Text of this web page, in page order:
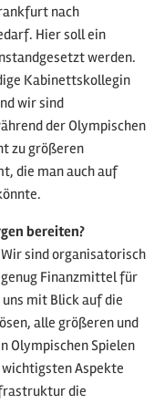
nach
Hier soll ein
werden.
Kabinettskollegin
wir sind
der Olympischen
zu größeren
die man auch auf
bereiten?
sind organisatorisch
Finanzmittel für
mit Blick auf die
alle größeren und
Olympischen Spielen
Aspekte
die